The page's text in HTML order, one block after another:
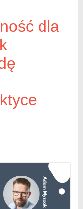
dla